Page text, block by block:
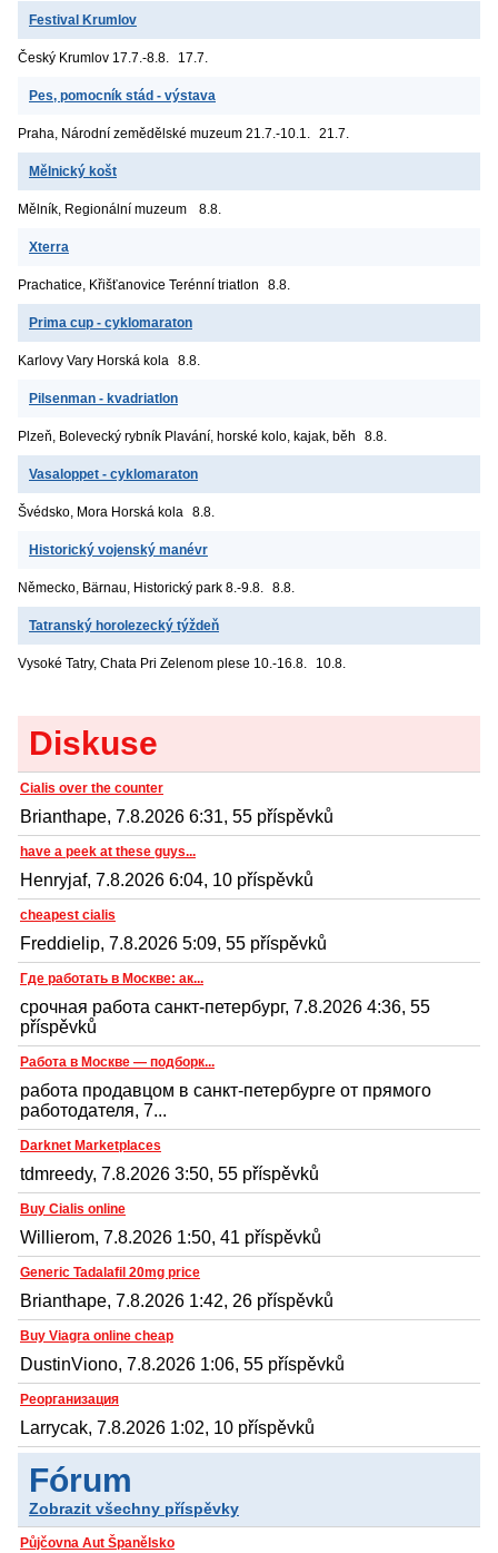
Festival Krumlov
Český Krumlov 17.7.-8.8. 17.7.
Pes, pomocník stád - výstava
Praha, Národní zemědělské muzeum 21.7.-10.1. 21.7.
Mělnický košt
Mělník, Regionální muzeum 8.8.
Xterra
Prachatice, Křišťanovice Terénní triatlon 8.8.
Prima cup - cyklomaraton
Karlovy Vary Horská kola 8.8.
Pilsenman - kvadriatlon
Plzeň, Bolevecký rybník Plavání, horské kolo, kajak, běh 8.8.
Vasaloppet - cyklomaraton
Švédsko, Mora Horská kola 8.8.
Historický vojenský manévr
Německo, Bärnau, Historický park 8.-9.8. 8.8.
Tatranský horolezecký týždeň
Vysoké Tatry, Chata Pri Zelenom plese 10.-16.8. 10.8.
Diskuse
Cialis over the counter
Brianthape, 7.8.2026 6:31, 55 příspěvků
have a peek at these guys...
Henryjaf, 7.8.2026 6:04, 10 příspěvků
cheapest cialis
Freddielip, 7.8.2026 5:09, 55 příspěvků
Где работать в Москве: ак...
срочная работа санкт-петербург, 7.8.2026 4:36, 55
příspěvků
Работа в Москве — подборк...
работа продавцом в санкт-петербурге от прямого
работодателя, 7...
Darknet Marketplaces
tdmreedy, 7.8.2026 3:50, 55 příspěvků
Buy Cialis online
Willierom, 7.8.2026 1:50, 41 příspěvků
Generic Tadalafil 20mg price
Brianthape, 7.8.2026 1:42, 26 příspěvků
Buy Viagra online cheap
DustinViono, 7.8.2026 1:06, 55 příspěvků
Реорганизация
Larrycak, 7.8.2026 1:02, 10 příspěvků
Fórum
Zobrazit všechny příspěvky
Půjčovna Aut Španělsko